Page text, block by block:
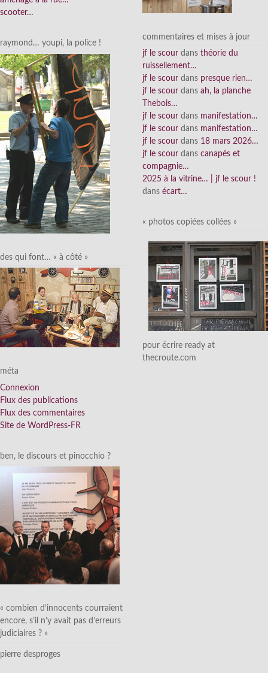
scooter…
raymond… youpi, la police !
des qui font… « à côté »
méta
Connexion
Flux des publications
Flux des commentaires
Site de WordPress-FR
ben, le discours et pinocchio ?
« combien d’innocents courraient
encore, s’il n’y avait pas d’erreurs
judiciaires ? »
pierre desproges
commentaires et mises à jour
jf le scour dans théorie du
ruissellement…
jf le scour dans presque rien…
jf le scour dans ah, la planche
Thebois…
jf le scour dans manifestation…
jf le scour dans manifestation…
jf le scour dans 18 mars 2026…
jf le scour dans canapés et
compagnie…
2025 à la vitrine… | jf le scour !
dans écart…
« photos copiées collées »
pour écrire ready at
thecroute.com